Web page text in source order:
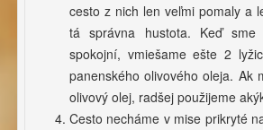
cesto z nich len veľmi pomaly a
tá správna hustota. Keď
spokojní, vmiešame ešte 2
panenského olivového oleja. Ak
olivový olej, radšej použijeme
Cesto necháme v mise prikryté